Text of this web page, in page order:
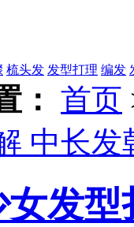
梳头发 发型打理 编发
： 首页
中长发
发